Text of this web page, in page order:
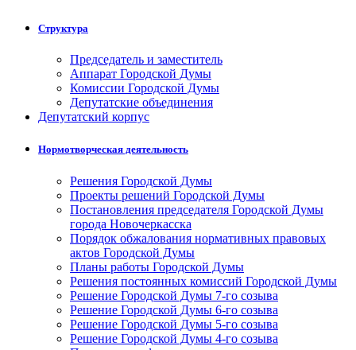
Структура
Председатель и заместитель
Аппарат Городской Думы
Комиссии Городской Думы
Депутатские объединения
Депутатский корпус
Нормотворческая деятельность
Решения Городской Думы
Проекты решений Городской Думы
Постановления председателя Городской Думы
города Новочеркасска
Порядок обжалования нормативных правовых
актов Городской Думы
Планы работы Городской Думы
Решения постоянных комиссий Городской Думы
Решение Городской Думы 7-го созыва
Решение Городской Думы 6-го созыва
Решение Городской Думы 5-го созыва
Решение Городской Думы 4-го созыва